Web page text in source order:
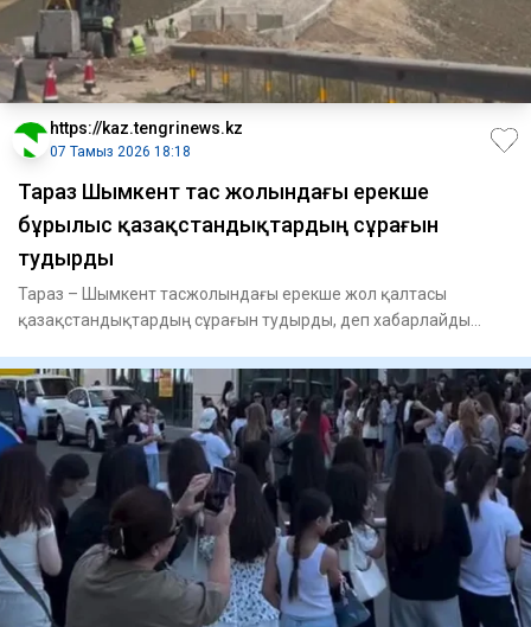
https://kaz.tengrinews.kz
07 Тамыз 2026 18:18
Тараз Шымкент тас жолындағы ерекше
бұрылыс қазақстандықтардың сұрағын
тудырды
Тараз – Шымкент тасжолындағы ерекше жол қалтасы
қазақстандықтардың сұрағын тудырды, деп хабарлайды